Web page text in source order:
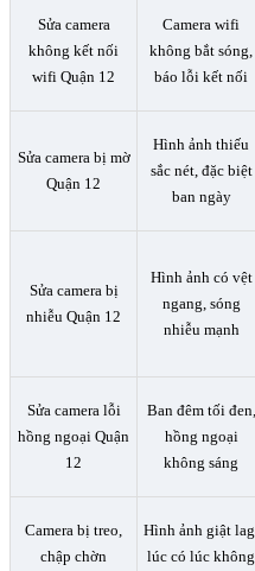
Sửa camera
không kết nối
wifi Quận 12
Camera wifi
không bắt sóng,
báo lỗi kết nối
Sửa camera bị mờ
Quận 12
Hình ảnh thiếu
sắc nét, đặc biệt
ban ngày
Sửa camera bị
nhiễu Quận 12
Hình ảnh có vệt
ngang, sóng
nhiễu mạnh
Sửa camera lỗi
hồng ngoại Quận
12
Ban đêm tối đen,
hồng ngoại
không sáng
Camera bị treo,
chập chờn
Hình ảnh giật lag,
lúc có lúc không